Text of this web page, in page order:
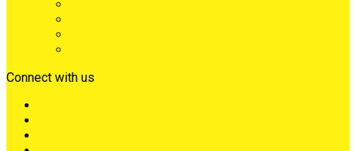
Connect with us